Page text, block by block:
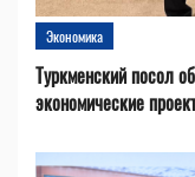
Экономика
Туркменский посол
экономические